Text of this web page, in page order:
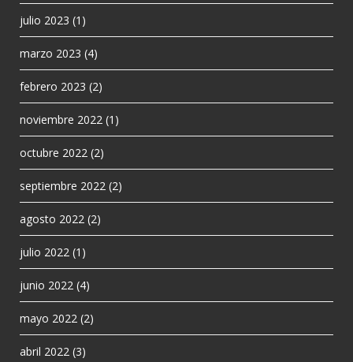
julio 2023 (1)
marzo 2023 (4)
febrero 2023 (2)
noviembre 2022 (1)
octubre 2022 (2)
septiembre 2022 (2)
agosto 2022 (2)
julio 2022 (1)
junio 2022 (4)
mayo 2022 (2)
abril 2022 (3)